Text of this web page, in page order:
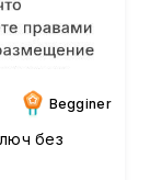
Begginer
без